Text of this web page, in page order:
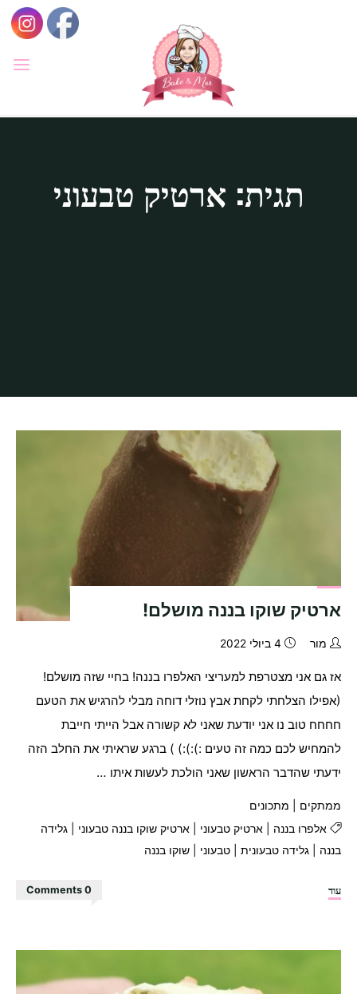
MOR
תגית: ארטיק טבעוני
ארטיק שוקו בננה מושלם!
מור 4 ביולי 2022
אז גם אני מצטרפת למעריצי האלפרו בננה! בחיי שזה מושלם!
(אפילו הצלחתי לקחת אבץ נוזלי דוחה מבלי להרגיש את הטעם
חחחח טוב נו אני יודעת שאני לא קשורה אבל הייתי חייבת
להמחיש לכם כמה זה טעים :):):) ) ברגע שראיתי את החלב הזה
ידעתי שהדבר הראשון שאני הולכת לעשות איתו …
ממתקים
מתכונים
אלפרו בננה
ארטיק טבעוני ארטיק שוקו בננה טבעוני
גלידה
בננה |גלידה טבעונית |טבעוני |שוקו בננה
עוד"ארטיק
מושלם!"
0 Comments